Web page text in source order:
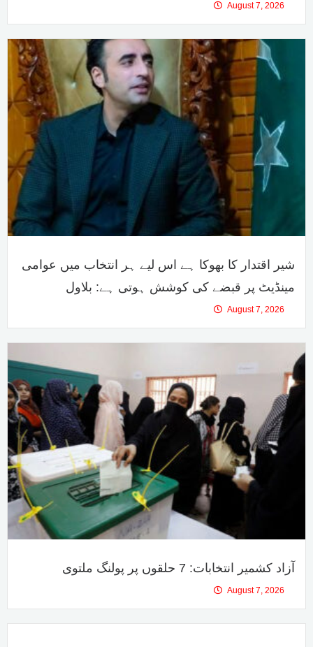
August 7, 2026
شیر اقتدار کا بھوکا ہے اس لیے ہر انتخاب میں عوامی
مینڈیٹ پر قبضے کی کوشش ہوتی ہے: بلاول
August 7, 2026
آزاد کشمیر انتخابات: 7 حلقوں پر پولنگ ملتوی
August 7, 2026